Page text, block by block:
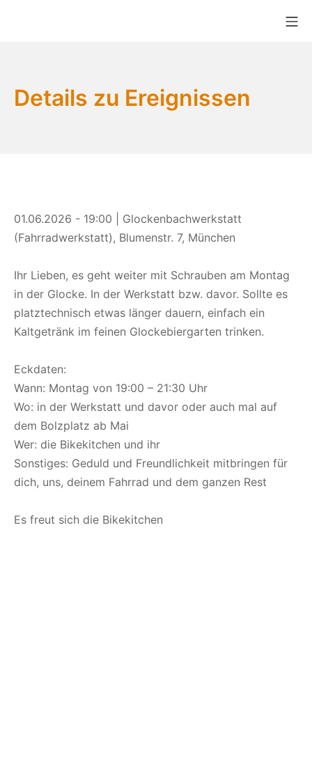
Bikekitchen München e.V.
Details zu Ereignissen
01.06.2026 - 19:00 | Glockenbachwerkstatt
(Fahrradwerkstatt), Blumenstr. 7, München
Ihr Lieben, es geht weiter mit Schrauben am Montag
in der Glocke. In der Werkstatt bzw. davor. Sollte es
platztechnisch etwas länger dauern, einfach ein
Kaltgetränk im feinen Glockebiergarten trinken.
Eckdaten:
Wann: Montag von 19:00 – 21:30 Uhr
Wo: in der Werkstatt und davor oder auch mal auf
dem Bolzplatz ab Mai
Wer: die Bikekitchen und ihr
Sonstiges: Geduld und Freundlichkeit mitbringen für
dich, uns, deinem Fahrrad und dem ganzen Rest
Es freut sich die Bikekitchen